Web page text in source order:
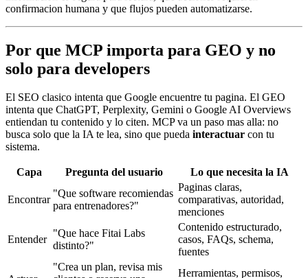
confirmacion humana y que flujos pueden automatizarse.
Por que MCP importa para GEO y no
solo para developers
El SEO clasico intenta que Google encuentre tu pagina. El GEO
intenta que ChatGPT, Perplexity, Gemini o Google AI Overviews
entiendan tu contenido y lo citen. MCP va un paso mas alla: no
busca solo que la IA te lea, sino que pueda interactuar con tu
sistema.
Capa Pregunta del usuario Lo que necesita la IA
Encontrar
"Que software recomiendas
para entrenadores?"
Paginas claras,
comparativas, autoridad,
menciones
Entender
"Que hace Fitai Labs
distinto?"
Contenido estructurado,
casos, FAQs, schema,
fuentes
"Crea un plan, revisa mis
Herramientas, permisos,